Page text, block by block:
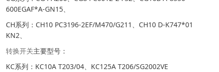
600EGAF*A-GN15、
CH系列：CH10 PC3196-2EF/M470/G211、CH10 D-K747*01
KN2、
转换开关主要型号：
KC系列：KC10A T203/04、KC125A T206/SG2002VE